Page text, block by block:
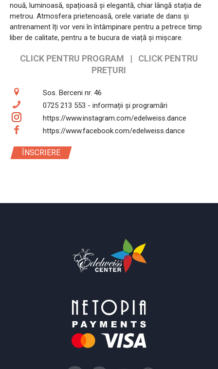
nouă, luminoasă, spațioasă și elegantă, chiar lângă stația de
metrou. Atmosfera prietenoasă, orele variate de dans și
antrenament îți vor veni în întâmpinare pentru a petrece timp
liber de calitate, pentru a te bucura de viață și mișcare.
CLICK PENTRU PROGRAM | CLICK PENTRU
PREȚURI
Sos. Berceni nr. 46
0725 213 553 - informații și programări
https://www.instagram.com/edelweiss.dance
https://www.facebook.com/edelweiss.dance
ÎNSCRIERE